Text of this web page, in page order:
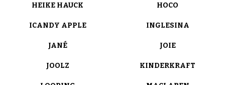
HEIKE HAUCK HOCO
ICANDY APPLE INGLESINA
JANÉ JOIE
JOOLZ KINDERKRAFT